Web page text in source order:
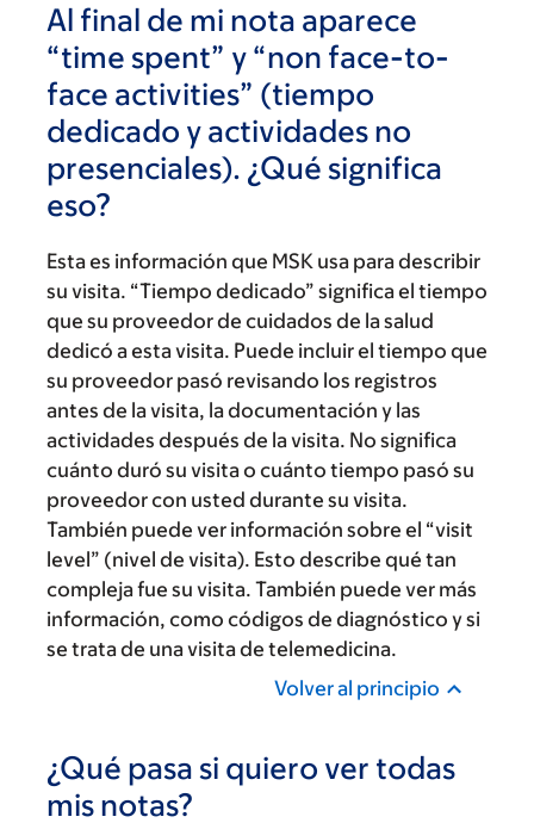
Al final de mi nota aparece
“time spent” y “non face-to-
face activities” (tiempo
dedicado y actividades no
presenciales). ¿Qué significa
eso?
Esta es información que MSK usa para describir
su visita. “Tiempo dedicado” significa el tiempo
que su proveedor de cuidados de la salud
dedicó a esta visita. Puede incluir el tiempo que
su proveedor pasó revisando los registros
antes de la visita, la documentación y las
actividades después de la visita. No significa
cuánto duró su visita o cuánto tiempo pasó su
proveedor con usted durante su visita.
También puede ver información sobre el “visit
level” (nivel de visita). Esto describe qué tan
compleja fue su visita. También puede ver más
información, como códigos de diagnóstico y si
se trata de una visita de telemedicina.
Volver al principio
¿Qué pasa si quiero ver todas
mis notas?